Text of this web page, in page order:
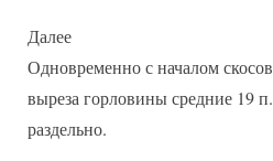
Далее
Одновременно с началом
выреза горловины средние 19
раздельно.